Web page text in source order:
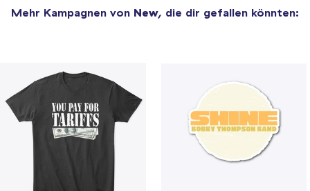
Mehr Kampagnen von New, die dir gefallen könnten: